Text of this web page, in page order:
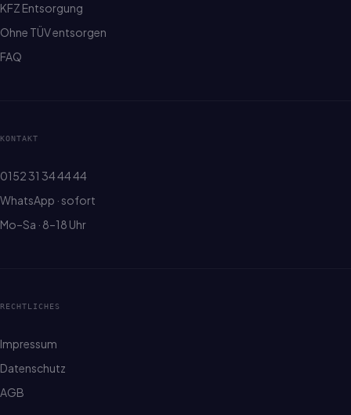
KFZ Entsorgung
Ohne TÜV entsorgen
FAQ
KONTAKT
0152 31 34 44 44
WhatsApp · sofort
Mo–Sa · 8–18 Uhr
RECHTLICHES
Impressum
Datenschutz
AGB